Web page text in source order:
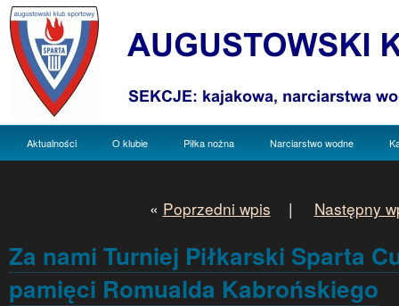
Aktualności O klubie Piłka nożna Narciarstwo wodne
« Poprzedni wpis | Następny
Za nami Turniej Piłkarski Sparta
pamięci Romualda Kabrońskiego